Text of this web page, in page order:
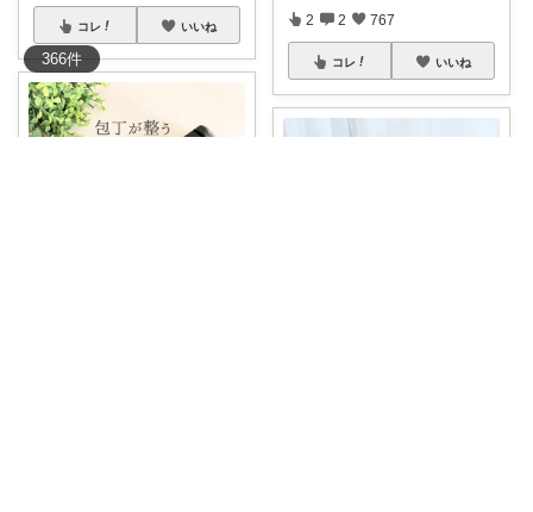
366件
コレ いいね 2 2 767
コレ いいね